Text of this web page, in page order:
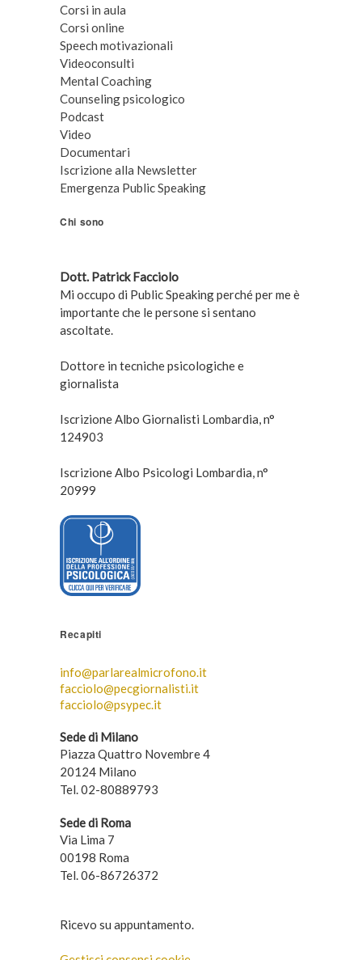
Corsi in aula
Corsi online
Speech motivazionali
Videoconsulti
Mental Coaching
Counseling psicologico
Podcast
Video
Documentari
Iscrizione alla Newsletter
Emergenza Public Speaking
Chi sono
Dott. Patrick Facciolo
Mi occupo di Public Speaking perché per me è
importante che le persone si sentano
ascoltate.
Dottore in tecniche psicologiche e
giornalista
Iscrizione Albo Giornalisti Lombardia, n°
124903
Iscrizione Albo Psicologi Lombardia, n°
20999
Recapiti
info@parlarealmicrofono.it
facciolo@pecgiornalisti.it
facciolo@psypec.it
Sede di Milano
Piazza Quattro Novembre 4
20124 Milano
Tel. 02-80889793
Sede di Roma
Via Lima 7
00198 Roma
Tel. 06-86726372
Ricevo su appuntamento.